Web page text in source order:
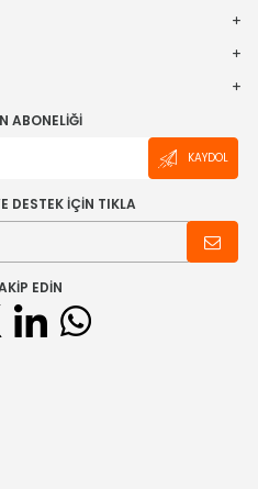
ABONELIĞI
KAYDOL
DESTEK İÇİN TIKLA
EDIN